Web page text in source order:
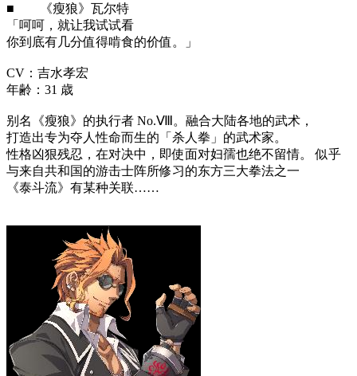
■ 《瘦狼》瓦尔特
「呵呵，就让我试试看
你到底有几分值得啃食的价值。」
CV：吉水孝宏
年齢：31 歳
别名《瘦狼》的执行者 No.Ⅷ。融合大陆各地的武术，
打造出专为夺人性命而生的「杀人拳」的武术家。
性格凶狠残忍，在对决中，即使面对妇孺也绝不留情。 似乎
与来自共和国的游击士阵所修习的东方三大拳法之一
《泰斗流》有某种关联……